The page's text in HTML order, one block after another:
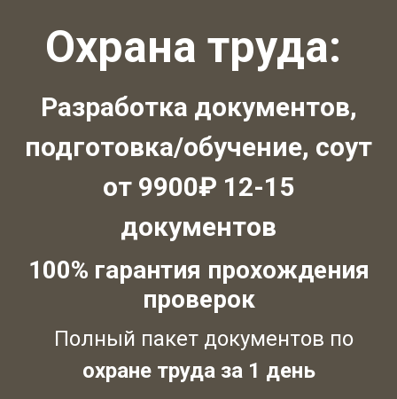
Охрана труда:
Разработка документов,
подготовка/обучение, соут
от 9900₽ 12-15
документов
100% гарантия прохождения
проверок
Полный пакет документов по
охране труда за 1 день